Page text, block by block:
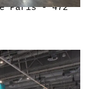
París - 472